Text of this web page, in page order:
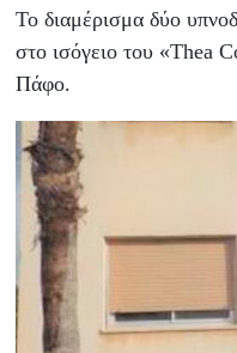
Το διαμέρισμα δύο
στο ισόγειο του «Thea
Πάφο.